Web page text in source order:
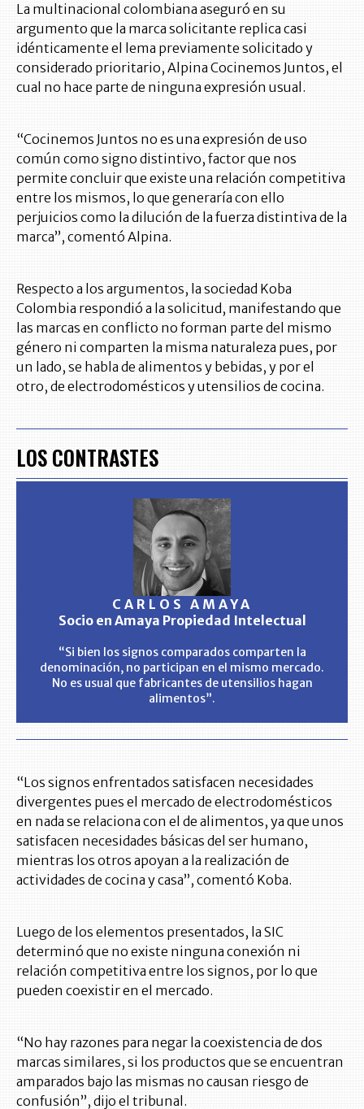
La multinacional colombiana aseguró en su
argumento que la marca solicitante replica casi
idénticamente el lema previamente solicitado y
considerado prioritario, Alpina Cocinemos Juntos, el
cual no hace parte de ninguna expresión usual.
“Cocinemos Juntos no es una expresión de uso
común como signo distintivo, factor que nos
permite concluir que existe una relación competitiva
entre los mismos, lo que generaría con ello
perjuicios como la dilución de la fuerza distintiva de la
marca”, comentó Alpina.
Respecto a los argumentos, la sociedad Koba
Colombia respondió a la solicitud, manifestando que
las marcas en conflicto no forman parte del mismo
género ni comparten la misma naturaleza pues, por
un lado, se habla de alimentos y bebidas, y por el
otro, de electrodomésticos y utensilios de cocina.
LOS CONTRASTES
CARLOS AMAYA
Socio en Amaya Propiedad Intelectual
“Si bien los signos comparados comparten la
denominación, no participan en el mismo mercado.
No es usual que fabricantes de utensilios hagan
alimentos”.
“Los signos enfrentados satisfacen necesidades
divergentes pues el mercado de electrodomésticos
en nada se relaciona con el de alimentos, ya que unos
satisfacen necesidades básicas del ser humano,
mientras los otros apoyan a la realización de
actividades de cocina y casa”, comentó Koba.
Luego de los elementos presentados, la SIC
determinó que no existe ninguna conexión ni
relación competitiva entre los signos, por lo que
pueden coexistir en el mercado.
“No hay razones para negar la coexistencia de dos
marcas similares, si los productos que se encuentran
amparados bajo las mismas no causan riesgo de
confusión”, dijo el tribunal.